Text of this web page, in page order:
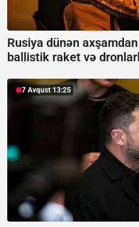
Rusiya dünən
ballistik raket və
7 Avqust 13:25